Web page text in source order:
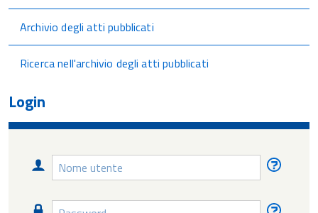
Archivio degli atti pubblicati
Ricerca nell'archivio degli atti pubblicati
Login
Nome
utente
Password